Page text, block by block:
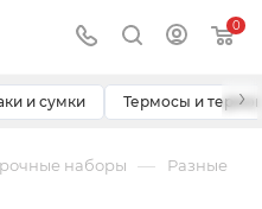
0
и сумки Термосы и ›
наборы — Разные